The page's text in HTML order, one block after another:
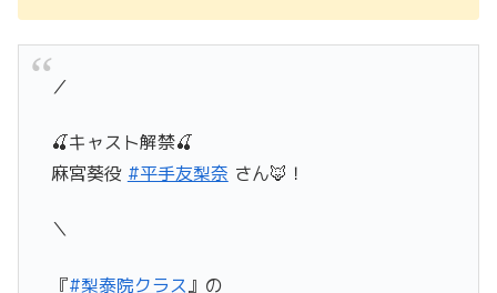
／
🍒キャスト解禁🍒
麻宮葵役 #平手友梨奈 さん🦊！
＼
『#梨泰院クラス』の